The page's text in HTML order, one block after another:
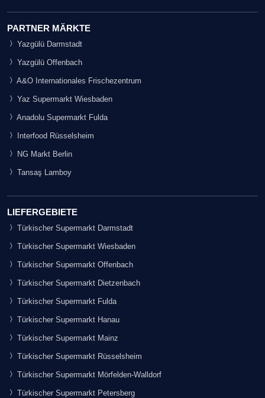
PARTNER MÄRKTE
Yazgülü Darmstadt
Yazgülü Offenbach
A&O Internationales Frischezentrum
Yaz Supermarkt Wiesbaden
Anadolu Supermarkt Fulda
Interfood Rüsselsheim
NG Markt Berlin
Tansaş Lamboy
LIEFERGEBIETE
Türkischer Supermarkt Darmstadt
Türkischer Supermarkt Wiesbaden
Türkischer Supermarkt Offenbach
Türkischer Supermarkt Dietzenbach
Türkischer Supermarkt Fulda
Türkischer Supermarkt Hanau
Türkischer Supermarkt Mainz
Türkischer Supermarkt Rüsselsheim
Türkischer Supermarkt Mörfelden-Walldorf
Türkischer Supermarkt Petersberg